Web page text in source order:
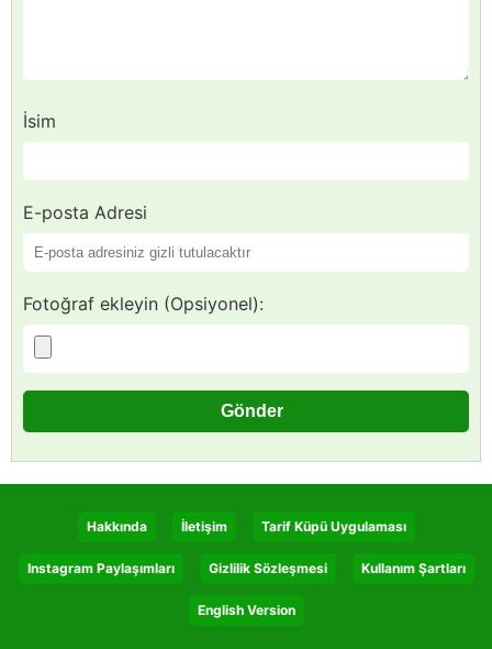
İsim
E-posta Adresi
Fotoğraf ekleyin (Opsiyonel):
Hakkında İletişim Tarif Küpü Uygulaması
Instagram Paylaşımları Gizlilik Sözleşmesi Kullanım Şartları
English Version